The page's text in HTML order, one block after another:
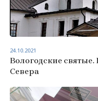
Вологодские
Севера
24.10.2021